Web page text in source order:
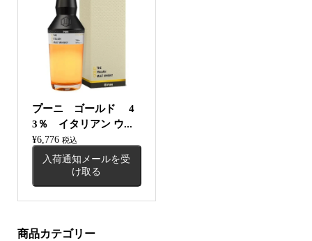
プーニ ゴールド 4
3％ イタリアン ウ...
¥6,776 税込
入荷通知メールを受
け取る
商品カテゴリー